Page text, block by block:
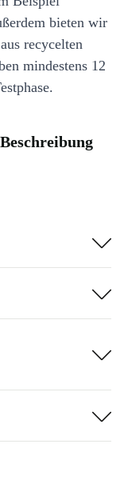
bieten wir
recycelten
mindestens 12